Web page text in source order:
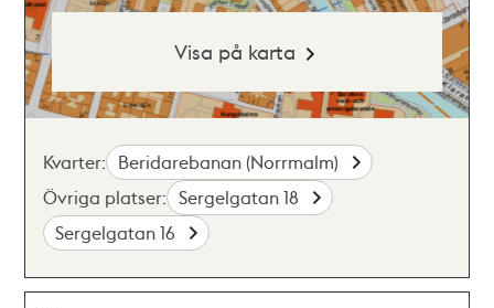
Visa på karta
Kvarter: Beridarebanan (Norrmalm)
Övriga platser: Sergelgatan 18
Sergelgatan 16